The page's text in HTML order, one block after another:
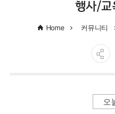
행사/교
Home 커뮤니티
오